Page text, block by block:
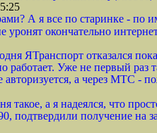
А я все по старинке - по
уронят окончательно
ЯТранспорт отказался
работает. Уже не первый раз
авторизуется, а через МТС -
такое, а я надеялся, что
подтвердили получение на